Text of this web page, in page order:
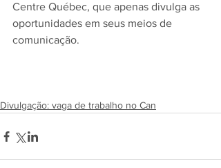
Centre Québec, que apenas divulga as
oportunidades em seus meios de
comunicação.
Divulgação: vaga de trabalho no Can